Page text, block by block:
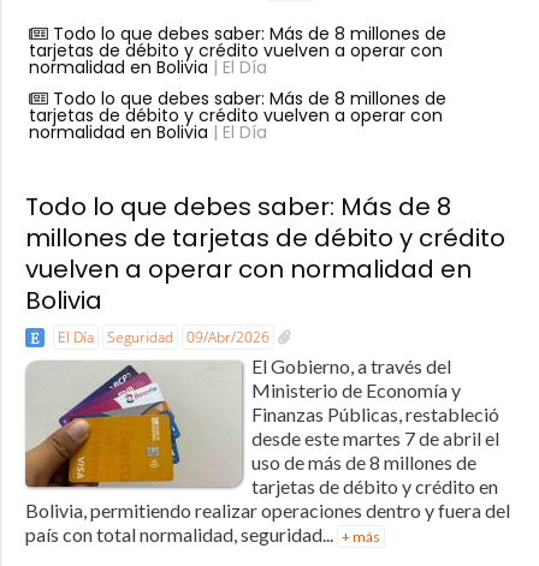
Todo lo que debes saber: Más de 8 millones de
tarjetas de débito y crédito vuelven a operar con
normalidad en Bolivia | El Día
Todo lo que debes saber: Más de 8 millones de
tarjetas de débito y crédito vuelven a operar con
normalidad en Bolivia | El Día
Todo lo que debes saber: Más de 8
millones de tarjetas de débito y crédito
vuelven a operar con normalidad en
Bolivia
El Día Seguridad 09/Abr/2026
El Gobierno, a través del
Ministerio de Economía y
Finanzas Públicas, restableció
desde este martes 7 de abril el
uso de más de 8 millones de
tarjetas de débito y crédito en
Bolivia, permitiendo realizar operaciones dentro y fuera del
país con total normalidad, seguridad...
+ más